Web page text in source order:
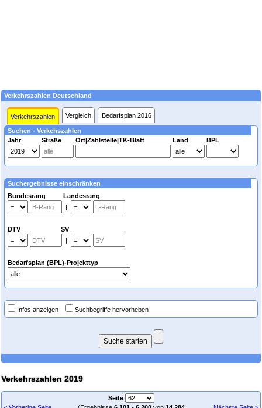
Verkehrszahlen Deutschland
Verkehrszahlen Vergleich Bedarfsplan 2016
Suchen - Verkehszahlen
Jahr
Straße Ort|Zählstelle|TK-Blatt Land BPL
Suchergebnisse einschränken
Bundesrang Landesrang
|
DTV SV
|
Bedarfsplan (BPL)-Projekttyp
Infos anzeigen Suchbegriffe hervorheben
Verkehrszahlen 2019
Seite